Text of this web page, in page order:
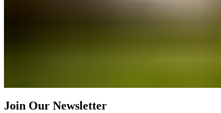
Join Our Newsletter